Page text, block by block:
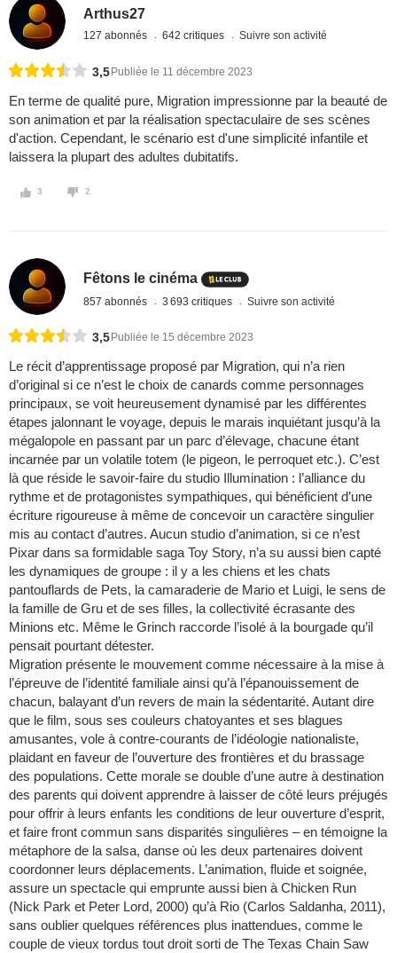
Arthus27
127 abonnés 642 critiques Suivre son activité
3,5 Publiée le 11 décembre 2023
En terme de qualité pure, Migration impressionne par la beauté de
son animation et par la réalisation spectaculaire de ses scènes
d'action. Cependant, le scénario est d'une simplicité infantile et
laissera la plupart des adultes dubitatifs.
3 2
Fêtons le cinéma
857 abonnés 3 693 critiques Suivre son activité
3,5 Publiée le 15 décembre 2023
Le récit d’apprentissage proposé par Migration, qui n’a rien
d’original si ce n’est le choix de canards comme personnages
principaux, se voit heureusement dynamisé par les différentes
étapes jalonnant le voyage, depuis le marais inquiétant jusqu’à la
mégalopole en passant par un parc d’élevage, chacune étant
incarnée par un volatile totem (le pigeon, le perroquet etc.). C’est
là que réside le savoir-faire du studio Illumination : l’alliance du
rythme et de protagonistes sympathiques, qui bénéficient d’une
écriture rigoureuse à même de concevoir un caractère singulier
mis au contact d’autres. Aucun studio d’animation, si ce n’est
Pixar dans sa formidable saga Toy Story, n’a su aussi bien capté
les dynamiques de groupe : il y a les chiens et les chats
pantouflards de Pets, la camaraderie de Mario et Luigi, le sens de
la famille de Gru et de ses filles, la collectivité écrasante des
Minions etc. Même le Grinch raccorde l’isolé à la bourgade qu’il
pensait pourtant détester.
Migration présente le mouvement comme nécessaire à la mise à
l’épreuve de l’identité familiale ainsi qu’à l’épanouissement de
chacun, balayant d’un revers de main la sédentarité. Autant dire
que le film, sous ses couleurs chatoyantes et ses blagues
amusantes, vole à contre-courants de l’idéologie nationaliste,
plaidant en faveur de l’ouverture des frontières et du brassage
des populations. Cette morale se double d’une autre à destination
des parents qui doivent apprendre à laisser de côté leurs préjugés
pour offrir à leurs enfants les conditions de leur ouverture d’esprit,
et faire front commun sans disparités singulières – en témoigne la
métaphore de la salsa, danse où les deux partenaires doivent
coordonner leurs déplacements. L’animation, fluide et soignée,
assure un spectacle qui emprunte aussi bien à Chicken Run
(Nick Park et Peter Lord, 2000) qu’à Rio (Carlos Saldanha, 2011),
sans oublier quelques références plus inattendues, comme le
couple de vieux tordus tout droit sorti de The Texas Chain Saw